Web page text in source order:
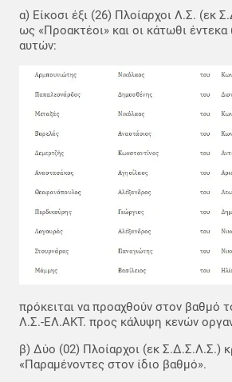
α) Είκοσι έξι (26) Πλοίαρχοι Λ.Σ. (εκ
ως «Προακτέοι» και οι κάτωθι έντεκα
αυτών:
πρόκειται να προαχθούν στον βαθμό
Λ.Σ.-ΕΛ.ΑΚΤ. προς κάλυψη κενών
β) Δύο (02) Πλοίαρχοι (εκ Σ.Δ.Σ.Λ.Σ.)
«Παραμένοντες στον ίδιο βαθμό».